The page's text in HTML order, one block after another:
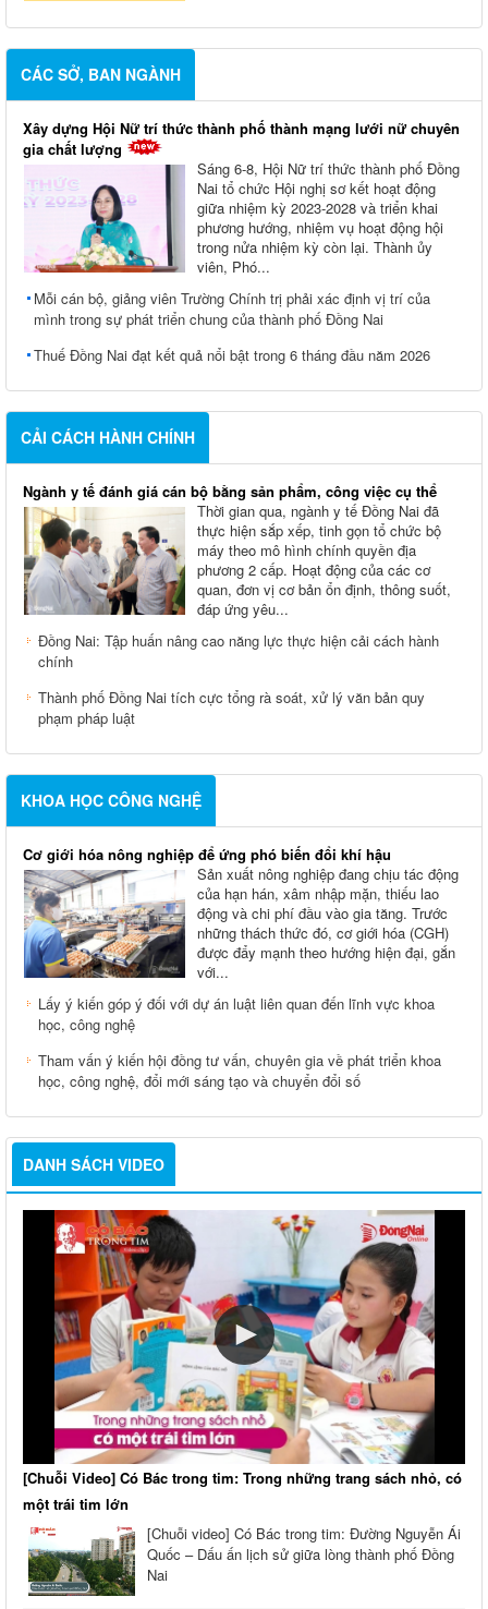
CÁC SỞ, BAN NGÀNH
Xây dựng Hội Nữ trí thức thành phố thành mạng lưới nữ chuyên
gia chất lượng
Sáng 6-8, Hội Nữ trí thức thành phố Đồng
Nai tổ chức Hội nghị sơ kết hoạt động
giữa nhiệm kỳ 2023-2028 và triển khai
phương hướng, nhiệm vụ hoạt động hội
trong nửa nhiệm kỳ còn lại. Thành ủy
viên, Phó...
Mỗi cán bộ, giảng viên Trường Chính trị phải xác định vị trí của
mình trong sự phát triển chung của thành phố Đồng Nai
Thuế Đồng Nai đạt kết quả nổi bật trong 6 tháng đầu năm 2026
CẢI CÁCH HÀNH CHÍNH
Ngành y tế đánh giá cán bộ bằng sản phẩm, công việc cụ thể
Thời gian qua, ngành y tế Đồng Nai đã
thực hiện sắp xếp, tinh gọn tổ chức bộ
máy theo mô hình chính quyền địa
phương 2 cấp. Hoạt động của các cơ
quan, đơn vị cơ bản ổn định, thông suốt,
đáp ứng yêu...
Đồng Nai: Tập huấn nâng cao năng lực thực hiện cải cách hành
chính
Thành phố Đồng Nai tích cực tổng rà soát, xử lý văn bản quy
phạm pháp luật
KHOA HỌC CÔNG NGHỆ
Cơ giới hóa nông nghiệp để ứng phó biến đổi khí hậu
Sản xuất nông nghiệp đang chịu tác động
của hạn hán, xâm nhập mặn, thiếu lao
động và chi phí đầu vào gia tăng. Trước
những thách thức đó, cơ giới hóa (CGH)
được đẩy mạnh theo hướng hiện đại, gắn
với...
Lấy ý kiến góp ý đối với dự án luật liên quan đến lĩnh vực khoa
học, công nghệ
Tham vấn ý kiến hội đồng tư vấn, chuyên gia về phát triển khoa
học, công nghệ, đổi mới sáng tạo và chuyển đổi số
DANH SÁCH VIDEO
[Chuỗi Video] Có Bác trong tim: Trong những trang sách nhỏ, có
một trái tim lớn
[Chuỗi video] Có Bác trong tim: Đường Nguyễn Ái
Quốc – Dấu ấn lịch sử giữa lòng thành phố Đồng
Nai